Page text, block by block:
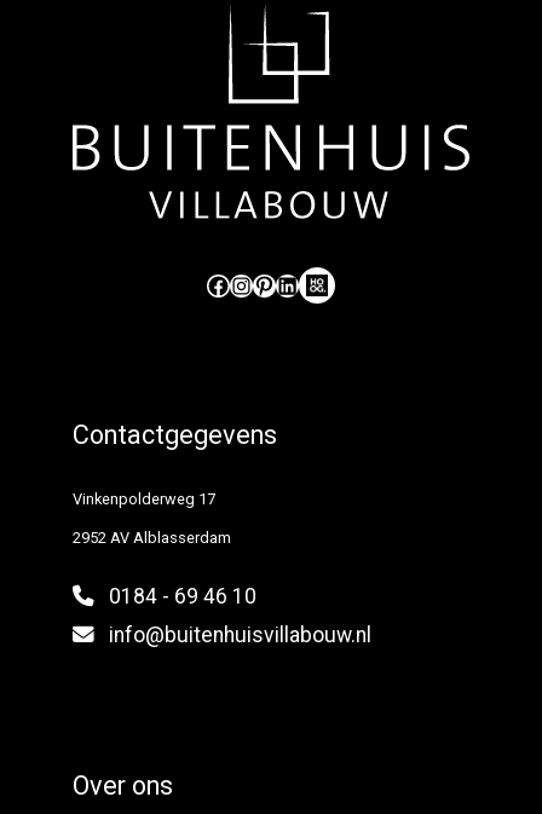
Like ons op Facebook (externe link) Volg ons op Instagram (externe link) Pinterest LinkedIn Hoog Design.
Contactgegevens
Vinkenpolderweg 17
2952 AV Alblasserdam
0184 - 69 46 10
info@buitenhuisvillabouw.nl
Over ons